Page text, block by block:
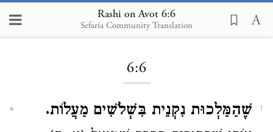
Rashi on Avot 6:6
Sefaria Community Translation
Loading...
6:6
1
שֶׁהַמַּלְכוּת נִקְנֵית בִּשְׁלֹשִׁים מַעֲלוֹת.